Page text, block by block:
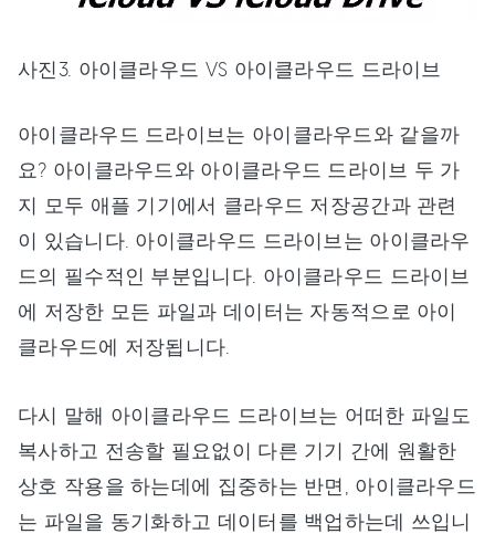
사진3. 아이클라우드 VS 아이클라우드 드라이브
아이클라우드 드라이브는 아이클라우드와 같을까
요? 아이클라우드와 아이클라우드 드라이브 두 가
지 모두 애플 기기에서 클라우드 저장공간과 관련
이 있습니다. 아이클라우드 드라이브는 아이클라우
드의 필수적인 부분입니다. 아이클라우드 드라이브
에 저장한 모든 파일과 데이터는 자동적으로 아이
클라우드에 저장됩니다.
다시 말해 아이클라우드 드라이브는 어떠한 파일도
복사하고 전송할 필요없이 다른 기기 간에 원활한
상호 작용을 하는데에 집중하는 반면, 아이클라우드
는 파일을 동기화하고 데이터를 백업하는데 쓰입니